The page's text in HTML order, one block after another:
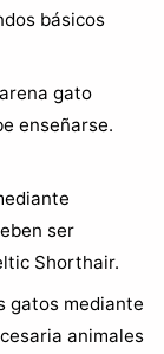
básicos
gato
enseñarse.
ser
Shorthair.
gatos mediante
animales